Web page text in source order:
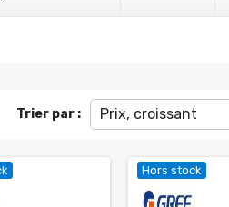
Trier par : Prix, croissant
Hors stock